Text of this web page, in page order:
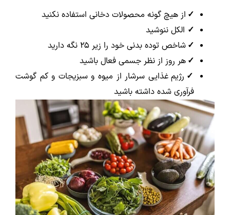
✓ از هیچ گونه محصولات دخانی استفاده نکنید
✓ الکل ننوشید
✓ شاخص توده بدنی خود را زیر ۲۵ نگه دارید
✓ هر روز از نظر جسمی فعال باشید
✓ رژیم غذایی سرشار از میوه و سبزیجات و کم گوشت
فرآوری شده داشته باشید